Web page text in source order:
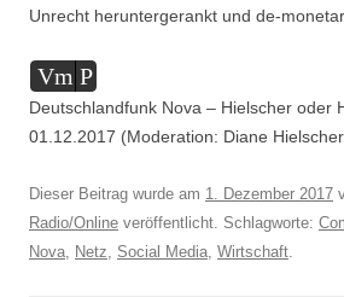
Unrecht heruntergerankt und de-
Audio-
Player
Vm P
Deutschlandfunk Nova – Hielscher oder
01.12.2017 (Moderation: Diane
Dieser Beitrag wurde am 1. Dezember 2017
Radio/Online veröffentlicht. Schlagworte:
Nova Netz Social Media Wirtschaft